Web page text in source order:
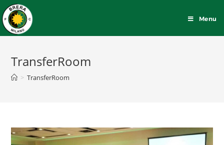
Menu
TransferRoom
> TransferRoom